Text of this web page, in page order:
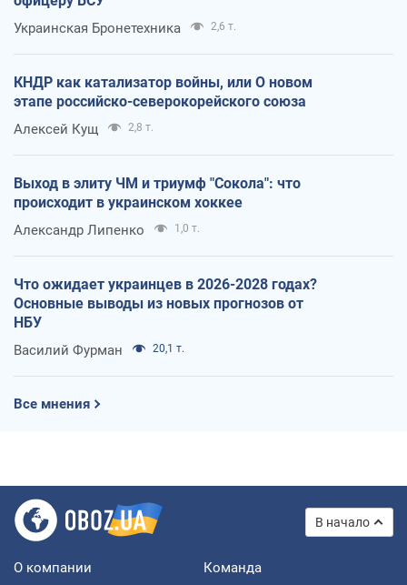
Украинская Бронетехника 2,6 т.
КНДР как катализатор войны, или О новом
этапе российско-северокорейского союза
Алексей Кущ 2,8 т.
Выход в элиту ЧМ и триумф "Сокола": что
происходит в украинском хоккее
Александр Липенко 1,0 т.
Что ожидает украинцев в 2026-2028 годах?
Основные выводы из новых прогнозов от
НБУ
Василий Фурман 20,1 т.
Все мнения
В начало
О компании Команда